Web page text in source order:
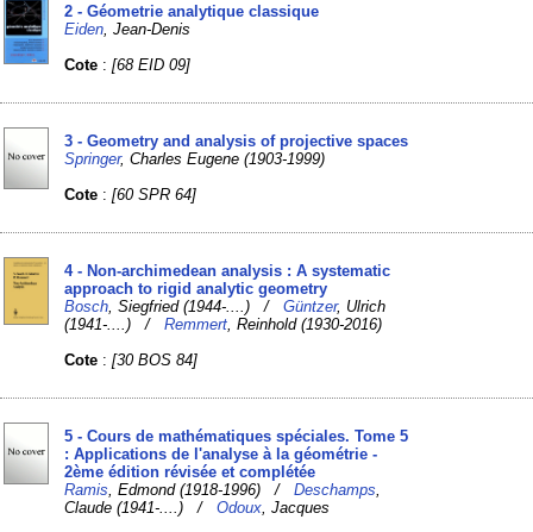
2 - Géometrie analytique classique
Eiden , Jean-Denis
Cote :[68 EID 09]
3 - Geometry and analysis of projective spaces
Springer, Charles Eugene (1903-1999)
Cote :[60 SPR 64]
4 - Non-archimedean analysis : A systematic
approach to rigid analytic geometry
Bosch , Siegfried (1944-....) /Güntzer, Ulrich
(1941-....) /Remmert , Reinhold (1930-2016)
Cote :[30 BOS 84]
5 - Cours de mathématiques spéciales. Tome 5
: Applications de l'analyse à la géométrie -
2ème édition révisée et complétée
Ramis , Edmond (1918-1996) /Deschamps
Claude (1941-....) /Odoux , Jacques